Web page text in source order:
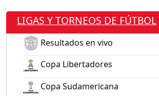
LIGAS Y TORNEOS DE FÚTBOL
Resultados en vivo
Copa Libertadores
Copa Sudamericana